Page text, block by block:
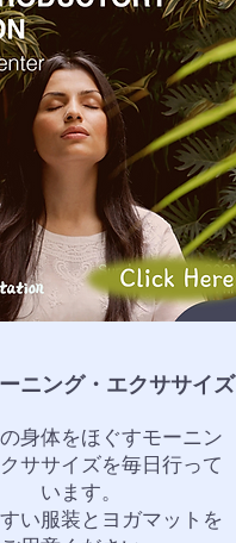
ニング・エクササイズ
身体をほぐすモーニン
ササイズを毎日行って
います。
い服装とヨガマットを